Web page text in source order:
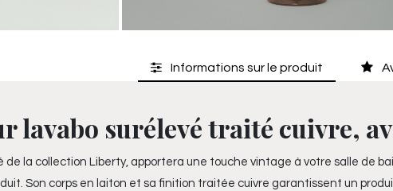
Informations sur le produit
lavabo surélevé traité cuivre,
de la collection Liberty, apportera une touche vintage à votre salle de
Son corps en laiton et sa finition traitée cuivre garantissent un